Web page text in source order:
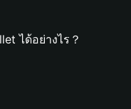
ได้อย่างไร？